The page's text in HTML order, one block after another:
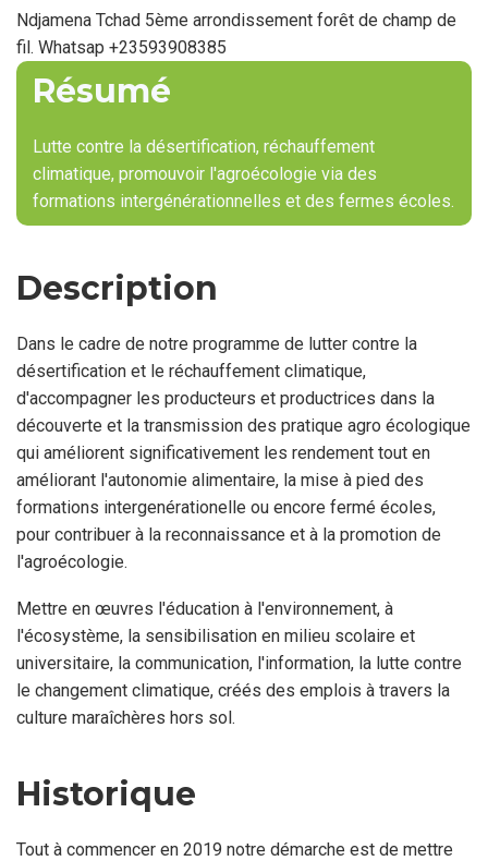
Ndjamena Tchad 5ème arrondissement forêt de champ de
fil. Whatsap +23593908385
Résumé
Lutte contre la désertification, réchauffement
climatique, promouvoir l'agroécologie via des
formations intergénérationnelles et des fermes écoles.
Description
Dans le cadre de notre programme de lutter contre la
désertification et le réchauffement climatique,
d'accompagner les producteurs et productrices dans la
découverte et la transmission des pratique agro écologique
qui améliorent significativement les rendement tout en
améliorant l'autonomie alimentaire, la mise à pied des
formations intergenérationelle ou encore fermé écoles,
pour contribuer à la reconnaissance et à la promotion de
l'agroécologie.
Mettre en œuvres l'éducation à l'environnement, à
l'écosystème, la sensibilisation en milieu scolaire et
universitaire, la communication, l'information, la lutte contre
le changement climatique, créés des emplois à travers la
culture maraîchères hors sol.
Historique
Tout à commencer en 2019 notre démarche est de mettre